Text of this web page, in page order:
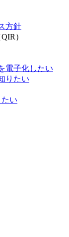
方針
）
電子化したい
りたい
い